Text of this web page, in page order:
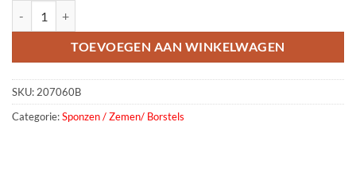
TOEVOEGEN AAN WINKELWAGEN
SKU: 207060B
Categorie:Sponzen / Zemen/ Borstels